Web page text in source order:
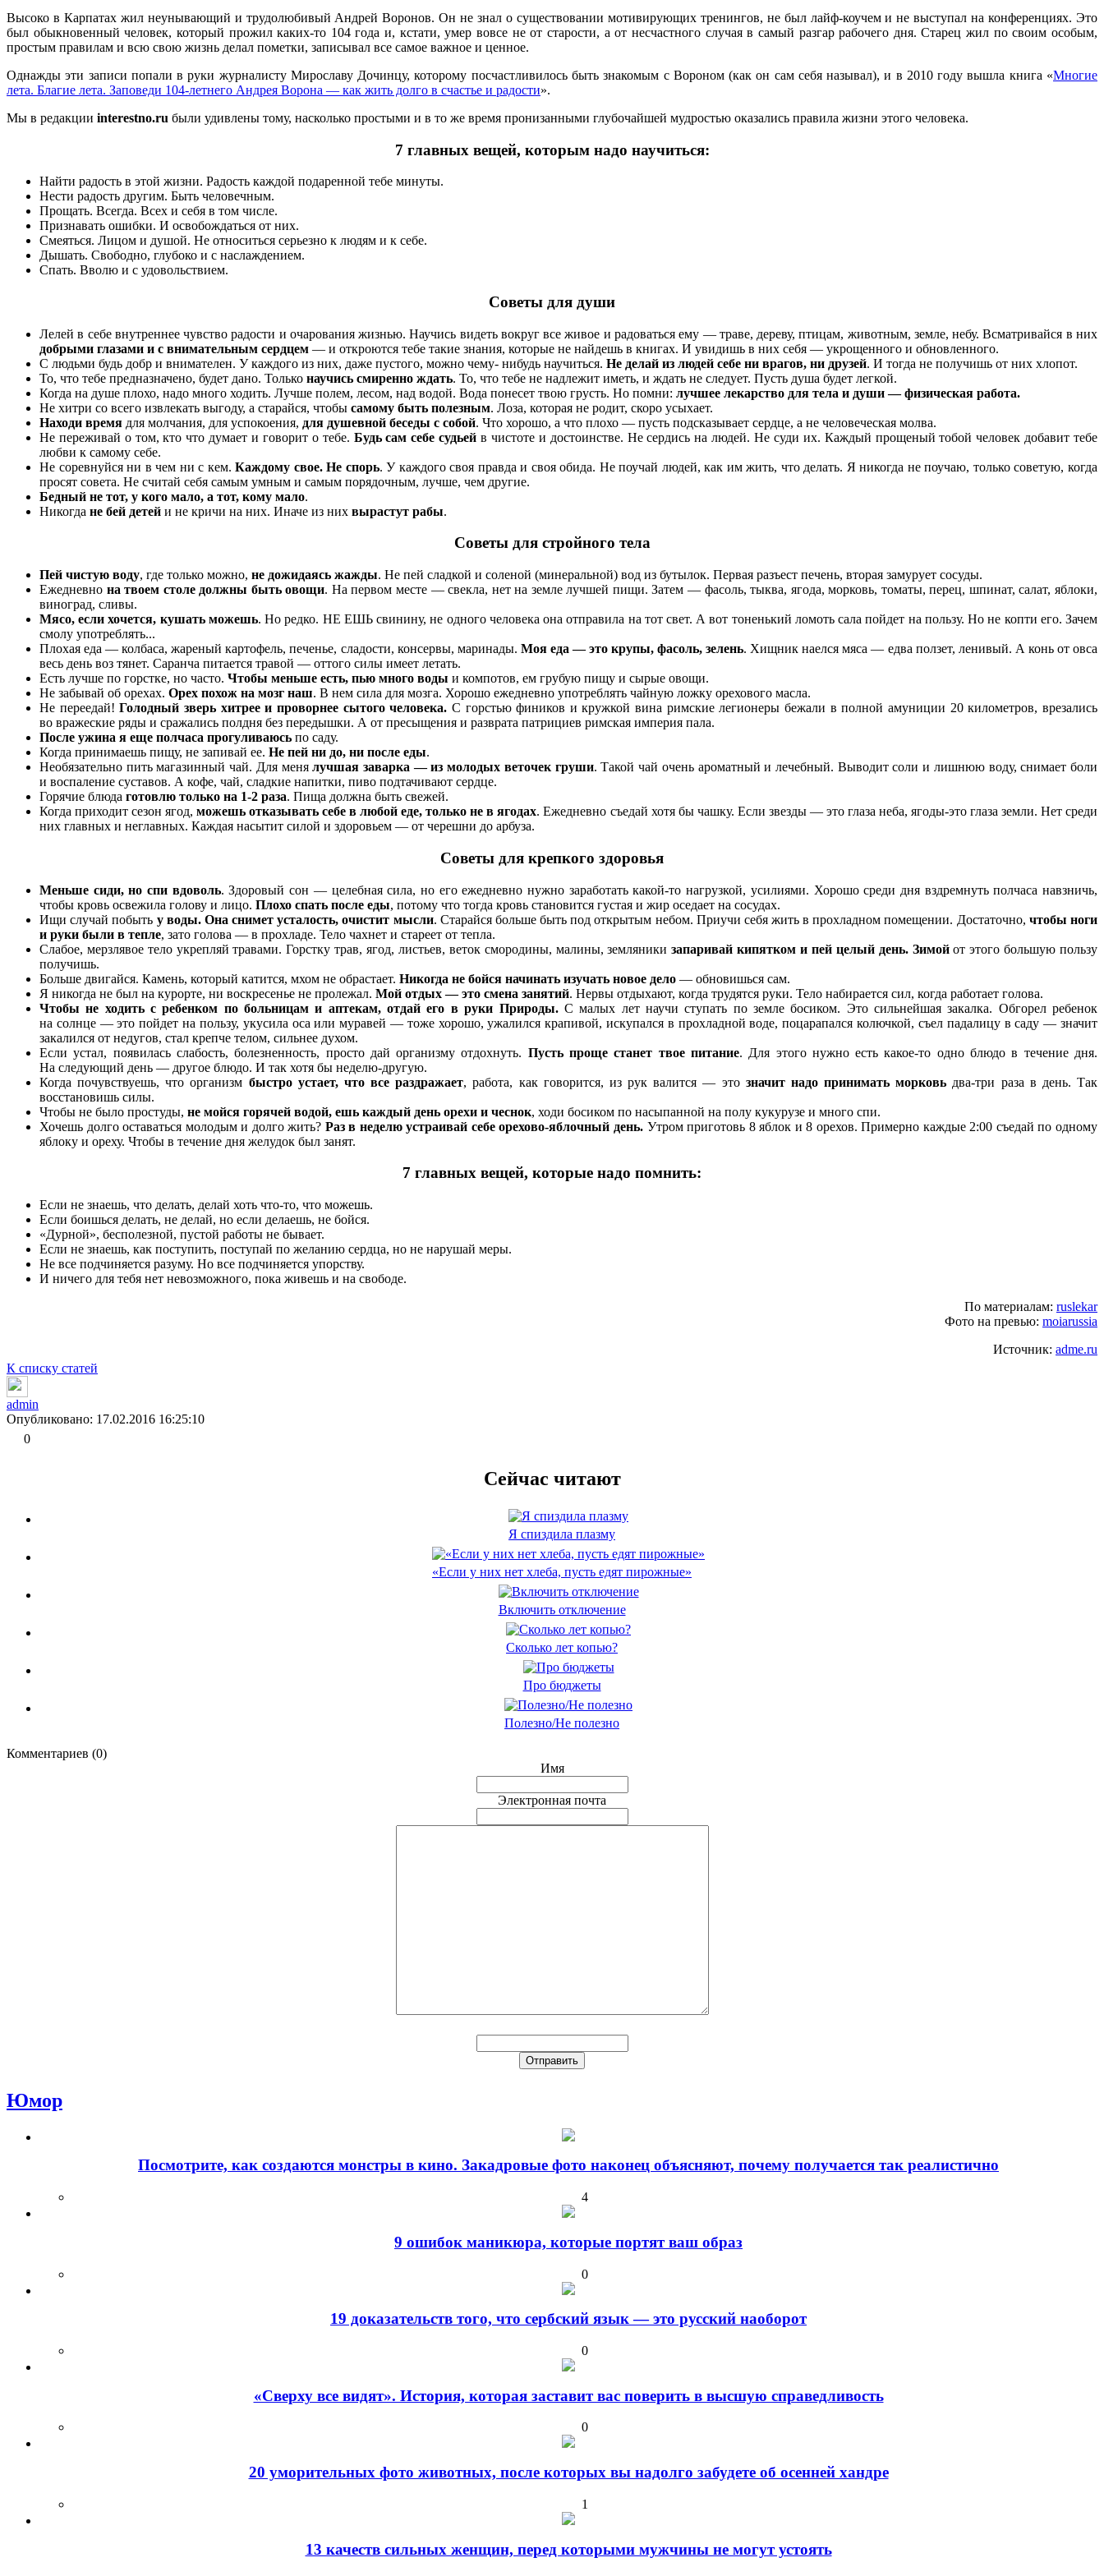
Высоко в Карпатах жил неунывающий и трудолюбивый Андрей Воронов. Он не знал о существовании мотивирующих тренингов, не был лайф-коучем и не выступал на конференциях. Это
был обыкновенный человек, который прожил каких-то 104 года и, кстати, умер вовсе не от старости, а от несчастного случая в самый разгар рабочего дня. Старец жил по своим особым,
простым правилам и всю свою жизнь делал пометки, записывал все самое важное и ценное.
Однажды эти записи попали в руки журналисту Мирославу Дочинцу, которому посчастливилось быть знакомым с Вороном (как он сам себя называл), и в 2010 году вышла книга «Многие
лета. Благие лета. Заповеди 104-летнего Андрея Ворона — как жить долго в счастье и радости».
Мы в редакции interestno.ru были удивлены тому, насколько простыми и в то же время пронизанными глубочайшей мудростью оказались правила жизни этого человека.
7 главных вещей, которым надо научиться:
Найти радость в этой жизни. Радость каждой подаренной тебе минуты.
Нести радость другим. Быть человечным.
Прощать. Всегда. Всех и себя в том числе.
Признавать ошибки. И освобождаться от них.
Смеяться. Лицом и душой. Не относиться серьезно к людям и к себе.
Дышать. Свободно, глубоко и с наслаждением.
Спать. Вволю и с удовольствием.
Советы для души
Лелей в себе внутреннее чувство радости и очарования жизнью. Научись видеть вокруг все живое и радоваться ему — траве, дереву, птицам, животным, земле, небу. Всматривайся в них
добрыми глазами и с внимательным сердцем — и откроются тебе такие знания, которые не найдешь в книгах. И увидишь в них себя — укрощенного и обновленного.
С людьми будь добр и внимателен. У каждого из них, даже пустого, можно чему- нибудь научиться. Не делай из людей себе ни врагов, ни друзей. И тогда не получишь от них хлопот.
То, что тебе предназначено, будет дано. Только научись смиренно ждать. То, что тебе не надлежит иметь, и ждать не следует. Пусть душа будет легкой.
Когда на душе плохо, надо много ходить. Лучше полем, лесом, над водой. Вода понесет твою грусть. Но помни: лучшее лекарство для тела и души — физическая работа.
Не хитри со всего извлекать выгоду, а старайся, чтобы самому быть полезным. Лоза, которая не родит, скоро усыхает.
Находи время для молчания, для успокоения, для душевной беседы с собой. Что хорошо, а что плохо — пусть подсказывает сердце, а не человеческая молва.
Не переживай о том, кто что думает и говорит о тебе. Будь сам себе судьей в чистоте и достоинстве. Не сердись на людей. Не суди их. Каждый прощеный тобой человек добавит тебе
любви к самому себе.
Не соревнуйся ни в чем ни с кем.Каждому свое. Не спорь. У каждого своя правда и своя обида. Не поучай людей, как им жить, что делать. Я никогда не поучаю, только советую, когда
просят совета. Не считай себя самым умным и самым порядочным, лучше, чем другие.
Бедный не тот, у кого мало, а тот, кому мало.
Никогда не бей детей и не кричи на них. Иначе из них вырастут рабы.
Советы для стройного тела
Пей чистую воду, где только можно, не дожидаясь жажды. Не пей сладкой и соленой (минеральной) вод из бутылок. Первая разъест печень, вторая замурует сосуды.
Ежедневно на твоем столе должны быть овощи. На первом месте — свекла, нет на земле лучшей пищи. Затем — фасоль, тыква, ягода, морковь, томаты, перец, шпинат, салат, яблоки,
виноград, сливы.
Мясо, если хочется, кушать можешь. Но редко. НЕ ЕШЬ свинину, не одного человека она отправила на тот свет. А вот тоненький ломоть сала пойдет на пользу. Но не копти его. Зачем
смолу употреблять...
Плохая еда — колбаса, жареный картофель, печенье, сладости, консервы, маринады. Моя еда — это крупы, фасоль, зелень. Хищник наелся мяса — едва ползет, ленивый. А конь от овса
весь день воз тянет. Саранча питается травой — оттого силы имеет летать.
Есть лучше по горстке, но часто. Чтобы меньше есть, пью много воды и компотов, ем грубую пищу и сырые овощи.
Не забывай об орехах. Орех похож на мозг наш. В нем сила для мозга. Хорошо ежедневно употреблять чайную ложку орехового масла.
Не переедай!Голодный зверь хитрее и проворнее сытого человека. С горстью фиников и кружкой вина римские легионеры бежали в полной амуниции 20 километров, врезались
во вражеские ряды и сражались полдня без передышки. А от пресыщения и разврата патрициев римская империя пала.
После ужина я еще полчаса прогуливаюсь по саду.
Когда принимаешь пищу, не запивай ее. Не пей ни до, ни после еды.
Необязательно пить магазинный чай. Для менялучшая заварка — из молодых веточек груши. Такой чай очень ароматный и лечебный. Выводит соли и лишнюю воду, снимает боли
и воспаление суставов. А кофе, чай, сладкие напитки, пиво подтачивают сердце.
Горячие блюда готовлю только на 1-2 раза. Пища должна быть свежей.
Когда приходит сезон ягод,можешь отказывать себе в любой еде, только не в ягодах. Ежедневно съедай хотя бы чашку. Если звезды — это глаза неба, ягоды-это глаза земли. Нет среди
них главных и неглавных. Каждая насытит силой и здоровьем — от черешни до арбуза.
Советы для крепкого здоровья
Меньше сиди, но спи вдоволь. Здоровый сон — целебная сила, но его ежедневно нужно заработать какой-то нагрузкой, усилиями. Хорошо среди дня вздремнуть полчаса навзничь,
чтобы кровь освежила голову и лицо. Плохо спать после еды, потому что тогда кровь становится густая и жир оседает на сосудах.
Ищи случай побыть у воды. Она снимет усталость, очистит мысли. Старайся больше быть под открытым небом. Приучи себя жить в прохладном помещении. Достаточно, чтобы ноги
и руки были в тепле, зато голова — в прохладе. Тело чахнет и стареет от тепла.
Слабое, мерзлявое тело укрепляй травами. Горстку трав, ягод, листьев, веток смородины, малины, земляникизапаривай кипятком и пей целый день. Зимойот этого большую пользу
получишь.
Больше двигайся. Камень, который катится, мхом не обрастает. Никогда не бойся начинать изучать новое дело — обновишься сам.
Я никогда не был на курорте, ни воскресенье не пролежал. Мой отдых — это смена занятий. Нервы отдыхают, когда трудятся руки. Тело набирается сил, когда работает голова.
Чтобы не ходить с ребенком по больницам и аптекам, отдай его в руки Природы.С малых лет научи ступать по земле босиком. Это сильнейшая закалка. Обгорел ребенок
на солнце — это пойдет на пользу, укусила оса или муравей — тоже хорошо, ужалился крапивой, искупался в прохладной воде, поцарапался колючкой, съел падалицу в саду — значит
закалился от недугов, стал крепче телом, сильнее духом.
Если устал, появилась слабость, болезненность, просто дай организму отдохнуть. Пусть проще станет твое питание. Для этого нужно есть какое-то одно блюдо в течение дня.
На следующий день — другое блюдо. И так хотя бы неделю-другую.
Когда почувствуешь, что организм быстро устает, что все раздражает, работа, как говорится, из рук валится — это значит надо принимать морковь два-три раза в день. Так
восстановишь силы.
Чтобы не было простуды, не мойся горячей водой, ешь каждый день орехи и чеснок, ходи босиком по насыпанной на полу кукурузе и много спи.
Хочешь долго оставаться молодым и долго жить? Раз в неделю устраивай себе орехово-яблочный день. Утром приготовь 8 яблок и 8 орехов. Примерно каждые 2:00 съедай по одному
яблоку и ореху. Чтобы в течение дня желудок был занят.
7 главных вещей, которые надо помнить:
Если не знаешь, что делать, делай хоть что-то, что можешь.
Если боишься делать, не делай, но если делаешь, не бойся.
«Дурной», бесполезной, пустой работы не бывает.
Если не знаешь, как поступить, поступай по желанию сердца, но не нарушай меры.
Не все подчиняется разуму. Но все подчиняется упорству.
И ничего для тебя нет невозможного, пока живешь и на свободе.
По материалам: ruslekar
Фото на превью: moiarussia
Источник: adme.ru
К списку статей
admin
Опубликовано: 17.02.2016 16:25:10
0
Сейчас читают
Я спиздила плазму
«Если у них нет хлеба, пусть едят пирожные»
Включить отключение
Сколько лет копью?
Про бюджеты
Полезно/Не полезно
Комментариев (0)
Имя
Электронная почта
Юмор
Посмотрите, как создаются монстры в кино. Закадровые фото наконец объясняют, почему получается так реалистично
4
9 ошибок маникюра, которые портят ваш образ
0
19 доказательств того, что сербский язык — это русский наоборот
0
«Сверху все видят». История, которая заставит вас поверить в высшую справедливость
0
20 уморительных фото животных, после которых вы надолго забудете об осенней хандре
1
13 качеств сильных женщин, перед которыми мужчины не могут устоять